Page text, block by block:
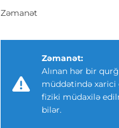
Zəmanət
Zəmanət:
Alınan hər bir
müddətində xarici
fiziki müdaxilə
bilər.